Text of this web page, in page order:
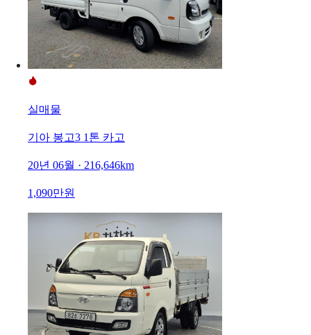
실매물
기아 봉고3 1톤 카고
20년 06월 · 216,646km
1,090만원